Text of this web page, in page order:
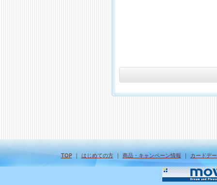
TOP｜ はじめての方｜ 商品・キャンペーン情報 ｜ カードデ